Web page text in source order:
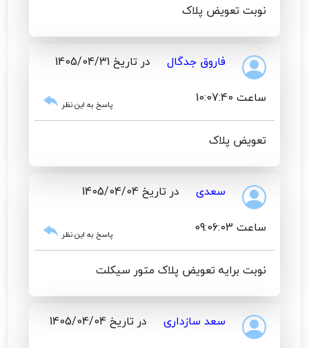
نوبت تعویض پلاک
فاروق جدگال
در تاریخ 1405/04/31
ساعت 10:07:40
پاسخ به این نظر
تعویض پلاک
سعدی
در تاریخ 1405/04/04
ساعت 09:06:03
پاسخ به این نظر
نوبت برایه تعویض پلاک متور سیکلت
سعد سازداری
در تاریخ 1405/04/04